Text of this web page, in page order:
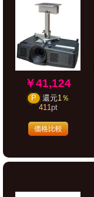
￥41,124
P 還元1％
411pt
価格比較